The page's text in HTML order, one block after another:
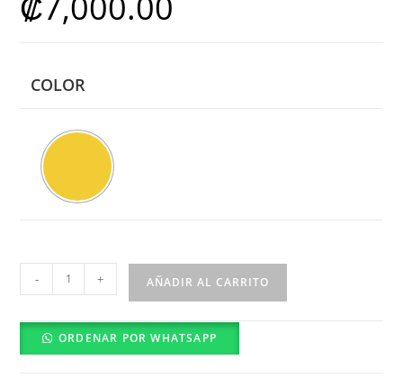
COLOR
Largos
- + AÑADIR AL CARRITO
ORDENAR POR WHATSAPP